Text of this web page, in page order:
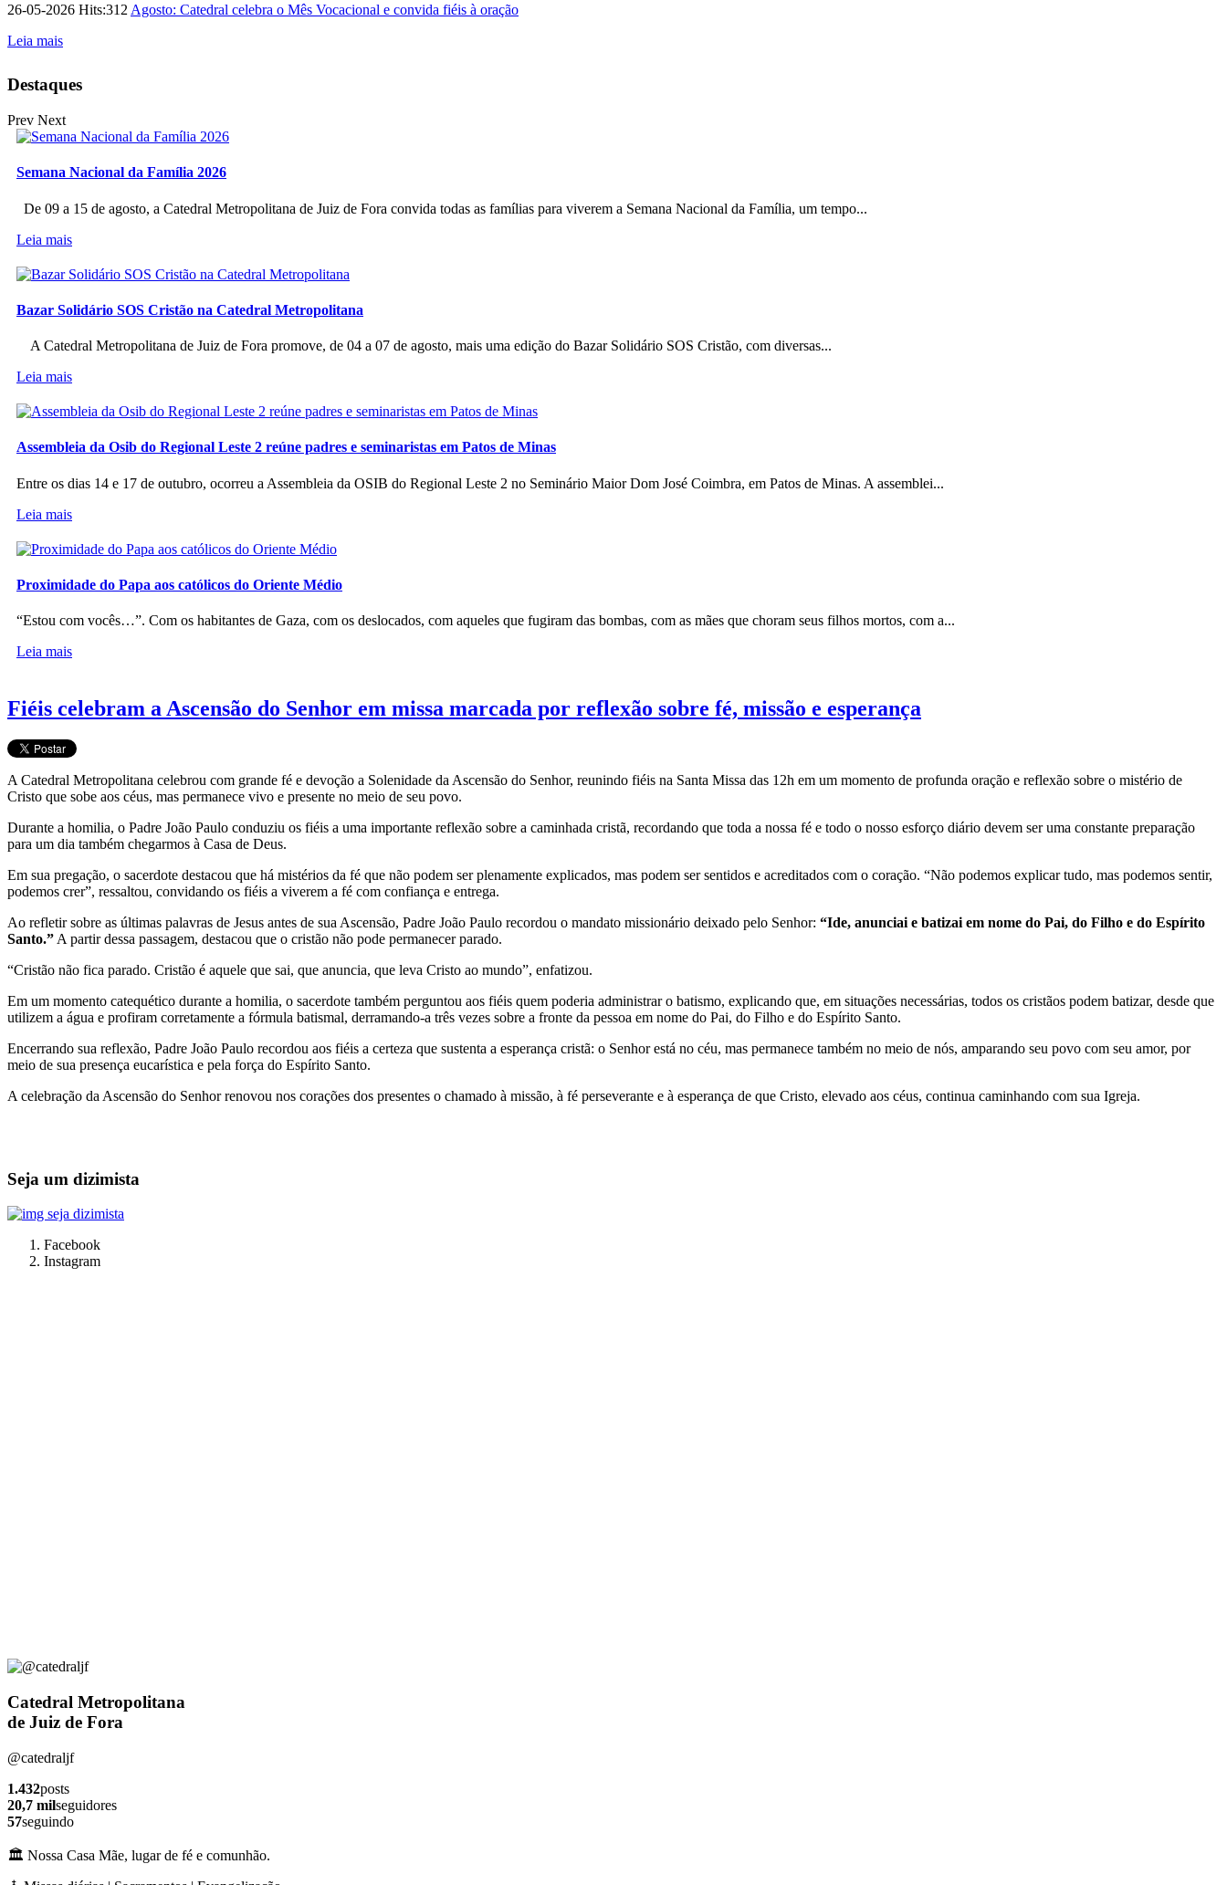
26-05-2026 Hits:312 Agosto: Catedral celebra o Mês Vocacional e convida fiéis à oração
Leia mais
Destaques
Prev Next
Semana Nacional da Família 2026
De 09 a 15 de agosto, a Catedral Metropolitana de Juiz de Fora convida todas as famílias para viverem a Semana Nacional da Família, um tempo...
Leia mais
Bazar Solidário SOS Cristão na Catedral Metropolitana
A Catedral Metropolitana de Juiz de Fora promove, de 04 a 07 de agosto, mais uma edição do Bazar Solidário SOS Cristão, com diversas...
Leia mais
Assembleia da Osib do Regional Leste 2 reúne padres e seminaristas em Patos de Minas
Entre os dias 14 e 17 de outubro, ocorreu a Assembleia da OSIB do Regional Leste 2 no Seminário Maior Dom José Coimbra, em Patos de Minas. A assemblei...
Leia mais
Proximidade do Papa aos católicos do Oriente Médio
“Estou com vocês…”. Com os habitantes de Gaza, com os deslocados, com aqueles que fugiram das bombas, com as mães que choram seus filhos mortos, com a...
Leia mais
Fiéis celebram a Ascensão do Senhor em missa marcada por reflexão sobre fé, missão e esperança
A Catedral Metropolitana celebrou com grande fé e devoção a Solenidade da Ascensão do Senhor, reunindo fiéis na Santa Missa das 12h em um momento de profunda oração e reflexão sobre o mistério de
Cristo que sobe aos céus, mas permanece vivo e presente no meio de seu povo.
Durante a homilia, o Padre João Paulo conduziu os fiéis a uma importante reflexão sobre a caminhada cristã, recordando que toda a nossa fé e todo o nosso esforço diário devem ser uma constante preparação
para um dia também chegarmos à Casa de Deus.
Em sua pregação, o sacerdote destacou que há mistérios da fé que não podem ser plenamente explicados, mas podem ser sentidos e acreditados com o coração. “Não podemos explicar tudo, mas podemos sentir,
podemos crer”, ressaltou, convidando os fiéis a viverem a fé com confiança e entrega.
Ao refletir sobre as últimas palavras de Jesus antes de sua Ascensão, Padre João Paulo recordou o mandato missionário deixado pelo Senhor: “Ide, anunciai e batizai em nome do Pai, do Filho e do Espírito
Santo.” A partir dessa passagem, destacou que o cristão não pode permanecer parado.
“Cristão não fica parado. Cristão é aquele que sai, que anuncia, que leva Cristo ao mundo”, enfatizou.
Em um momento catequético durante a homilia, o sacerdote também perguntou aos fiéis quem poderia administrar o batismo, explicando que, em situações necessárias, todos os cristãos podem batizar, desde que
utilizem a água e profiram corretamente a fórmula batismal, derramando-a três vezes sobre a fronte da pessoa em nome do Pai, do Filho e do Espírito Santo.
Encerrando sua reflexão, Padre João Paulo recordou aos fiéis a certeza que sustenta a esperança cristã: o Senhor está no céu, mas permanece também no meio de nós, amparando seu povo com seu amor, por
meio de sua presença eucarística e pela força do Espírito Santo.
A celebração da Ascensão do Senhor renovou nos corações dos presentes o chamado à missão, à fé perseverante e à esperança de que Cristo, elevado aos céus, continua caminhando com sua Igreja.
Seja um dizimista
Facebook
Instagram
Catedral Metropolitana
de Juiz de Fora
@catedraljf
1.432posts
20,7 milseguidores
57seguindo
🏛️ Nossa Casa Mãe, lugar de fé e comunhão.